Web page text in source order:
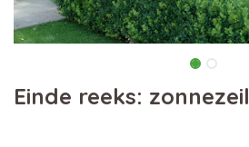
Einde reeks: zonnezeil